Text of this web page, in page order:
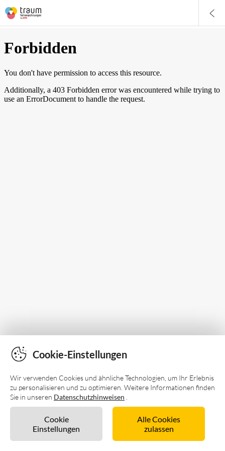
Unverbindlich anfragen
Cookie-Einstellungen
Wir verwenden Cookies und ähnliche Technologien, um Ihr Erlebnis
zu personalisieren und zu optimieren. Weitere Informationen finden
Sie in unseren Datenschutzhinweisen
Cookie
Einstellungen
Alle Cookies
zulassen